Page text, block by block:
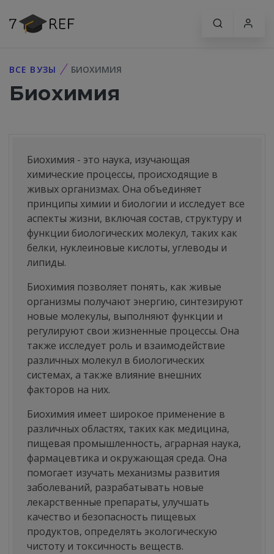
ВСЕ ВУЗЫ БИОХИМИЯ
Биохимия
Биохимия - это наука, изучающая
химические процессы, происходящие в
живых организмах. Она объединяет
принципы химии и биологии и исследует все
аспекты жизни, включая состав, структуру и
функции биологических молекул, таких как
белки, нуклеиновые кислоты, углеводы и
липиды.
Биохимия позволяет понять, как живые
организмы получают энергию, синтезируют
новые молекулы, выполняют функции и
регулируют свои жизненные процессы. Она
также исследует роль и взаимодействие
различных молекул в биологических
системах, а также влияние внешних
факторов на них.
Биохимия имеет широкое применение в
различных областях, таких как медицина,
пищевая промышленность, аграрная наука,
фармацевтика и окружающая среда. Она
помогает изучать механизмы развития
заболеваний, разрабатывать новые
лекарственные препараты, улучшать
качество и безопасность пищевых
продуктов, определять экологическую
чистоту и токсичность веществ.